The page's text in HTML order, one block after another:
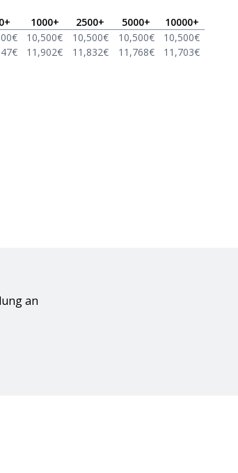
+ 1000+ 2500+ 5000+ 10000+
€ 10,500€ 10,500€ 10,500€ 10,500€
€ 11,902€ 11,832€ 11,768€ 11,703€
an